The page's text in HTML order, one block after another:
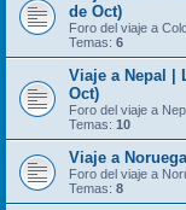
de Oct)
Foro del viaje a
Temas: 6
Viaje a Nepal |
Oct)
Foro del viaje a
Temas: 10
Viaje a
Foro del viaje a
Temas: 8